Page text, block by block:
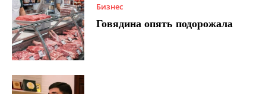
Бизнес
Говядина опять подорожала